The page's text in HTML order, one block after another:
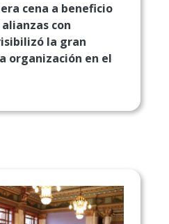
cena a beneficio
con
la gran
organización en el